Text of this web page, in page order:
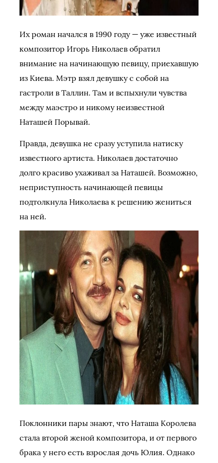
Их роман начался в 1990 году — уже известный
композитор Игорь Николаев обратил
внимание на начинающую певицу, приехавшую
из Киева. Мэтр взял девушку с собой на
гастроли в Таллин. Там и вспыхнули чувства
между маэстро и никому неизвестной
Наташей Порывай.
Правда, девушка не сразу уступила натиску
известного артиста. Николаев достаточно
долго красиво ухаживал за Наташей. Возможно,
неприступность начинающей певицы
подтолкнула Николаева к решению жениться
на ней.
Поклонники пары знают, что Наташа Королева
стала второй женой композитора, и от первого
брака у него есть взрослая дочь Юлия. Однако